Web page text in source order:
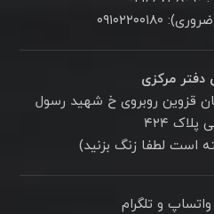
مرکزی
قزوین روبروی خ شهید رسول
۴۲۴
است لطفا زنگ بزنید)
و تلگرام